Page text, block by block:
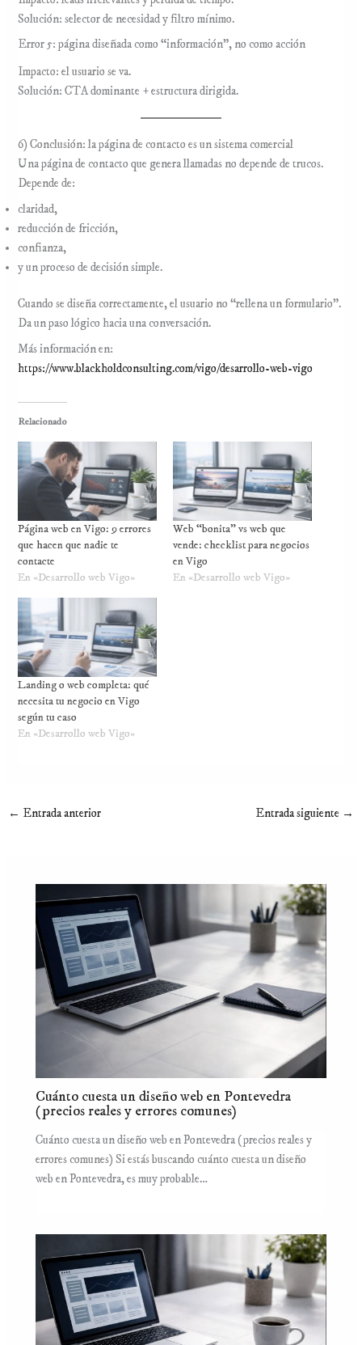
Solución: selector de necesidad y filtro mínimo.
Error 5: página diseñada como “información”, no como acción
Impacto: el usuario se va.
Solución: CTA dominante + estructura dirigida.
6) Conclusión: la página de contacto es un sistema comercial
Una página de contacto que genera llamadas no depende de trucos.
Depende de:
claridad,
reducción de fricción,
confianza,
y un proceso de decisión simple.
Cuando se diseña correctamente, el usuario no “rellena un formulario”.
Da un paso lógico hacia una conversación.
Más información en:
https://www.blackholdconsulting.com/vigo/desarrollo-web-vigo
Relacionado
Página web en Vigo: 9 errores
que hacen que nadie te
contacte
En «Desarrollo web Vigo»
Web “bonita” vs web que
vende: checklist para negocios
en Vigo
En «Desarrollo web Vigo»
Landing o web completa: qué
necesita tu negocio en Vigo
según tu caso
En «Desarrollo web Vigo»
← Entrada anterior Entrada siguiente →
Cuánto cuesta un diseño web en Pontevedra
(precios reales y errores comunes)
Cuánto cuesta un diseño web en Pontevedra (precios reales y
errores comunes) Si estás buscando cuánto cuesta un diseño
web en Pontevedra, es muy probable…